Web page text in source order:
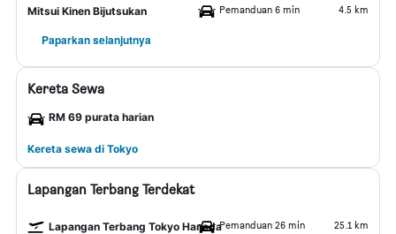
Mitsui Kinen Bijutsukan Pemanduan 6 min 4.5 km
Paparkan selanjutnya
Kereta Sewa
RM 69 purata harian
Kereta sewa di Tokyo
Lapangan Terbang Terdekat
Lapangan Terbang Tokyo HanedaPemanduan 26 min 25.1 km